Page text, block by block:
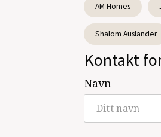
AM Homes
Shalom Auslander
Kontakt
Navn